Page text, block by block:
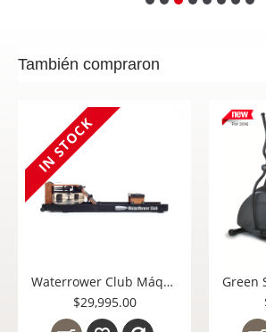
También compraron
IN STOCK
Waterrower Club Máquina de Remo de Uso Rudo para Gimnasio 150-S4-Retail
$29,995.00